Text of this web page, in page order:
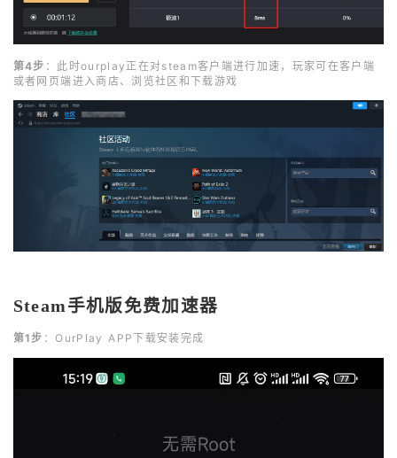
第4步 ：此时ourplay正在对steam客户端进行加速，玩家可在客户端
或者网页端进入商店、浏览社区和下载游戏
Steam手机版免费加速器
第1步 ：OurPlay APP下载安装完成